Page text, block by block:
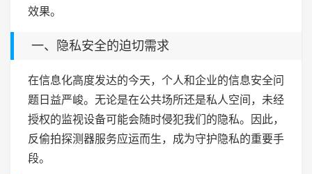
效果。
一、隐私安全的迫切需求
在信息化高度发达的今天，个人和企业的信息安全问
题日益严峻。无论是在公共场所还是私人空间，未经
授权的监视设备可能会随时侵犯我们的隐私。因此，
反偷拍探测器服务应运而生，成为守护隐私的重要手
段。